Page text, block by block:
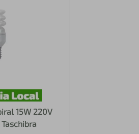
15W 220V